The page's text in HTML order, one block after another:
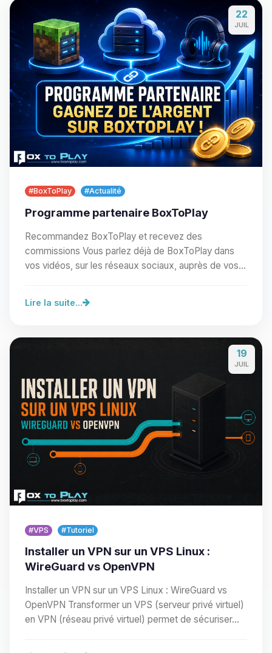
22
JUIL
#BoxToPlay #Actualité
Programme partenaire BoxToPlay
Recommandez BoxToPlay et recevez des
commissions Vous parlez déjà de BoxToPlay dans
vos vidéos, sur les réseaux sociaux, auprès de vos
Lire la suite...
19
JUIL
#VPS #Tutoriel
Installer un VPN sur un VPS Linux :
WireGuard vs OpenVPN
Installer un VPN sur un VPS Linux : WireGuard vs
OpenVPN Transformer un VPS (serveur privé virtuel)
en VPN (réseau privé virtuel) permet de sécuriser…